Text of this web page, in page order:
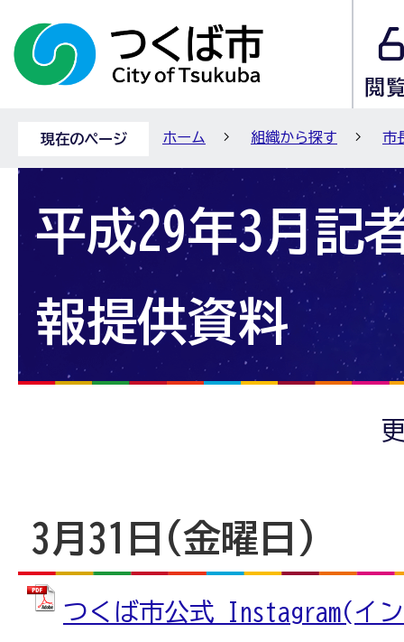
現在のページ ホーム 組織から探す 市
平成29年3月記
報提供資料
3月31日(金曜日)
つくば市公式 Instagram(イ